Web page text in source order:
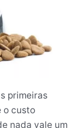
primeiras
o custo
nada vale um